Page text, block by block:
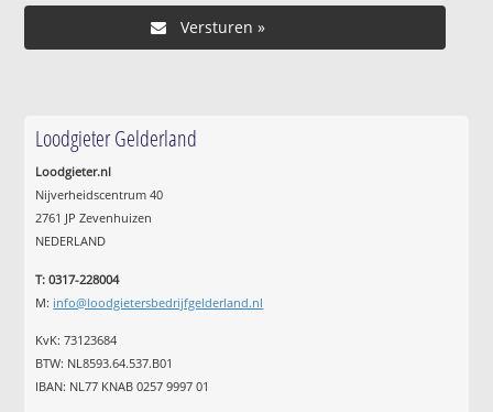
Loodgieter Gelderland
Loodgieter.nl
Nijverheidscentrum 40
2761 JP Zevenhuizen
NEDERLAND
T: 0317-228004
M: info@loodgietersbedrijfgelderland.nl
KvK: 73123684
BTW: NL8593.64.537.B01
IBAN: NL77 KNAB 0257 9997 01